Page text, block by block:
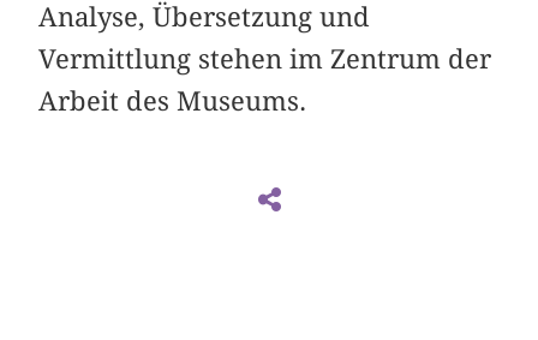
Analyse, Übersetzung und
Vermittlung stehen im Zentrum der
Arbeit des Museums.